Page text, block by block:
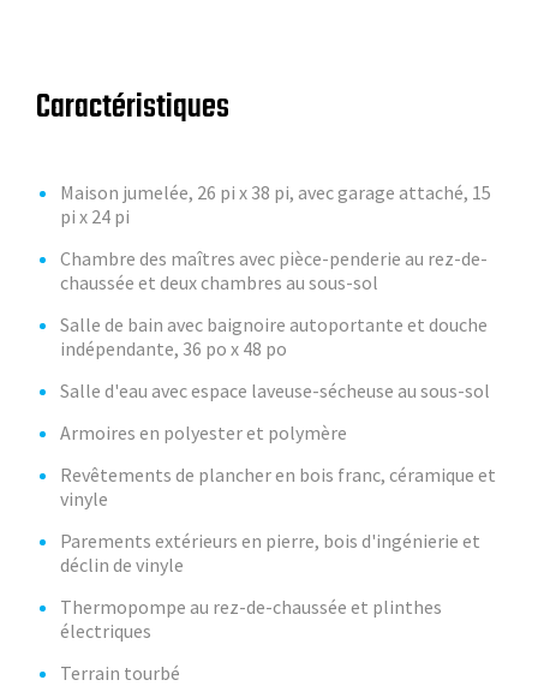
Caractéristiques
Maison jumelée, 26 pi x 38 pi, avec garage attaché, 15
pi x 24 pi
Chambre des maîtres avec pièce-penderie au rez-de-
chaussée et deux chambres au sous-sol
Salle de bain avec baignoire autoportante et douche
indépendante, 36 po x 48 po
Salle d'eau avec espace laveuse-sécheuse au sous-sol
Armoires en polyester et polymère
Revêtements de plancher en bois franc, céramique et
vinyle
Parements extérieurs en pierre, bois d'ingénierie et
déclin de vinyle
Thermopompe au rez-de-chaussée et plinthes
électriques
Terrain tourbé